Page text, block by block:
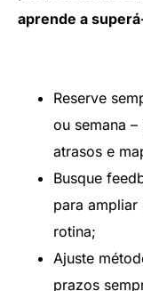
aprende a
Reserve
ou semana
atrasos e
Busque
para ampliar
rotina;
Ajuste
prazos